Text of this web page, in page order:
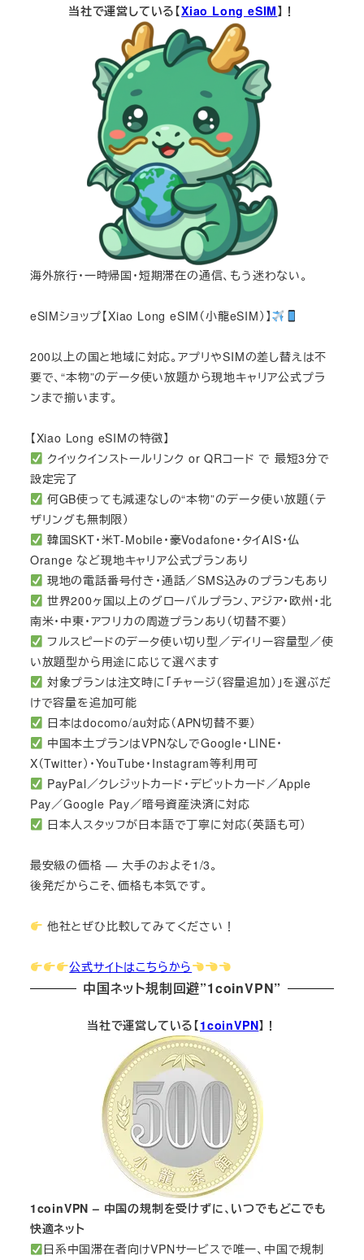
当社で運営している【Xiao Long eSIM】！
海外旅行・一時帰国・短期滞在の通信、もう迷わない。
eSIMショップ【Xiao Long eSIM（小龍eSIM）】
200以上の国と地域に対応。アプリやSIMの差し替えは不
要で、“本物”のデータ使い放題から現地キャリア公式プラ
ンまで揃います。
【Xiao Long eSIMの特徴】
クイックインストールリンク or QRコード で 最短3分で
設定完了
何GB使っても減速なしの“本物”のデータ使い放題（テ
ザリングも無制限）
韓国SKT・米T-Mobile・豪Vodafone・タイAIS・仏
Orange など現地キャリア公式プランあり
現地の電話番号付き・通話／SMS込みのプランもあり
世界200ヶ国以上のグローバルプラン、アジア・欧州・北
南米・中東・アフリカの周遊プランあり（切替不要）
フルスピードのデータ使い切り型／デイリー容量型／使
い放題型から用途に応じて選べます
対象プランは注文時に「チャージ（容量追加）」を選ぶだ
けで容量を追加可能
日本はdocomo/au対応（APN切替不要）
中国本土プランはVPNなしでGoogle・LINE・
X（Twitter）・YouTube・Instagram等利用可
PayPal／クレジットカード・デビットカード／Apple
Pay／Google Pay／暗号資産決済に対応
日本人スタッフが日本語で丁寧に対応（英語も可）
最安級の価格 — 大手のおよそ1/3。
後発だからこそ、価格も本気です。
他社とぜひ比較してみてください！
公式サイトはこちらから
中国ネット規制回避”1coinVPN”
当社で運営している【1coinVPN】！
1coinVPN – 中国の規制を受けずに、いつでもどこでも
快適ネット
日系中国滞在者向けVPNサービスで唯一、中国で規制